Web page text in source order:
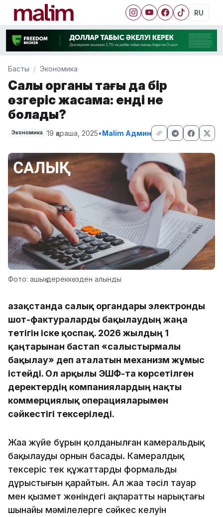
RU
Басты Экономика
Салық органы тағы да бір
өзгеріс жасамақ: енді не
болады?
Экономика 19 қараша, 2025•Malim Админ
Фото: ашық дереккөзден алынды
Қазақстанда салық органдары электронды
шот-фактураларды бақылаудың жаңа
тетігін іске қоспақ. 2026 жылдың 1
қаңтарынан бастап «салыстырмалы
бақылау» деп аталатын механизм жұмыс
істейді. Ол арқылы ЭШФ-та көрсетілген
деректердің компаниялардың нақты
коммерциялық операцияларымен
сәйкестігі тексеріледі.
Жаңа жүйе бұрын қолданылған камеральдық
бақылаудың орнын басады. Камералдық
тексеріс тек құжаттардың формальды
дұрыстығын қарайтын. Ал жаңа тәсіл тауар
мен қызмет жөніндегі ақпараттың нарықтағы
шынайы мәмілелерге сәйкес келуін